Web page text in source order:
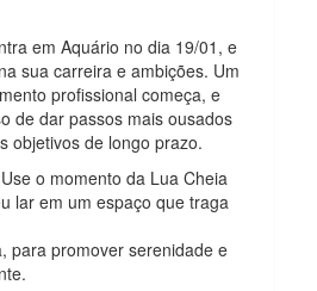
em Aquário no dia 19/01, e
sua carreira e ambições. Um
profissional começa, e
de dar passos mais ousados
objetivos de longo prazo.
o momento da Lua Cheia
lar em um espaço que traga
para promover serenidade e